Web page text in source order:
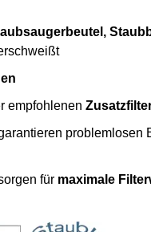
empfohlenen
problemlosen
für maximale